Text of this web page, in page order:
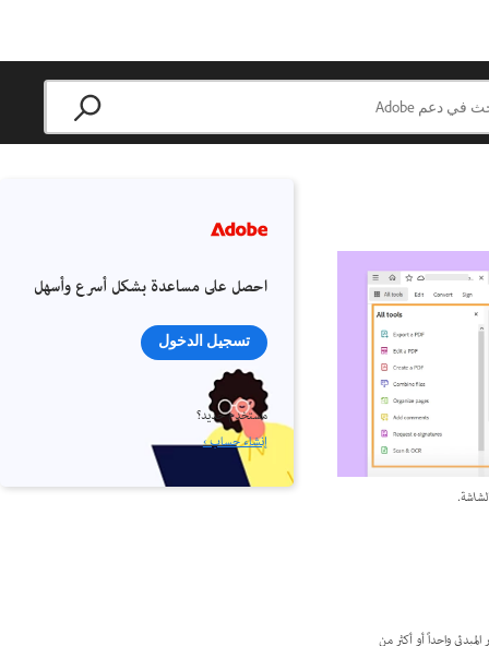
احصل على مساعدة بشكل أسرع وأسهل
تسجيل الدخول
مستخدم جديد؟
إنشاء حساب ›